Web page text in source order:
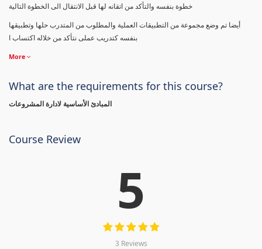
خطوة بنفسه والتأكد من اتقانه لها قبل الانتقال الى الخطوة التالية
أيضا تم وضع مجموعة من التطبيقات العملية والمطلوب من المتدرب حلها وتطبيقها
بنفسه كتدريب عملى نتأكد من خلاله اكتساب ا
More
What are the requirements for this course?
المبادئ الأساسية لادارة المشروعات
Course Review
5
3 Reviews